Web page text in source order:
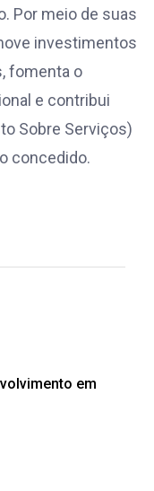
Por meio de suas
investimentos
fomenta o
e contribui
Sobre Serviços)
concedido.
em